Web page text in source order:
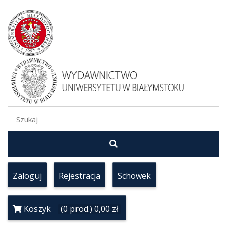
Zaloguj Rejestracja Schowek
Koszyk (0 prod.) 0,00 zł